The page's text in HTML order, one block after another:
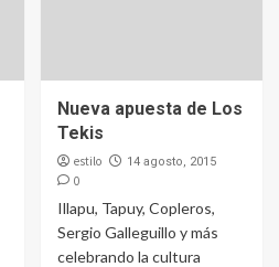
Nueva apuesta de Los
Tekis
estilo 14 agosto, 2015
0
Illapu, Tapuy, Copleros,
Sergio Galleguillo y más
celebrando la cultura